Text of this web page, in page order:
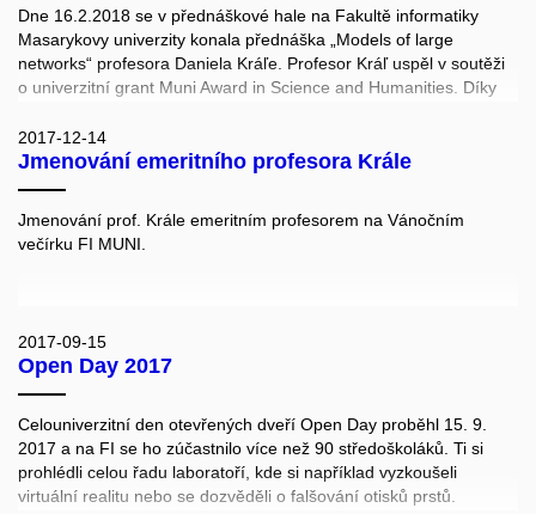
Dne 16.2.2018 se v přednáškové hale na Fakultě informatiky
Masarykovy univerzity konala přednáška „Models of large
networks“ profesora Daniela Kráľe. Profesor Kráľ uspěl v soutěži
o univerzitní grant Muni Award in Science and Humanities. Díky
britské Univerzitě Warwick na Fakultu informatiky MU, kam
přenese i řešení svého projektu financovaného Evropskou
matematiky a algoritmů. Za svou práci získal řadu významných
ocenění, např. European Prize in Combinatorics v roce 2011 a
2017-12-14
Jmenování emeritního profesora Krále
Jmenování prof. Krále emeritním profesorem na Vánočním
večírku FI MUNI.
2017-09-15
Open Day 2017
Celouniverzitní den otevřených dveří Open Day proběhl 15. 9.
2017 a na FI se ho zúčastnilo více než 90 středoškoláků. Ti si
prohlédli celou řadu laboratoří, kde si například vyzkoušeli
virtuální realitu nebo se dozvěděli o falšování otisků prstů.